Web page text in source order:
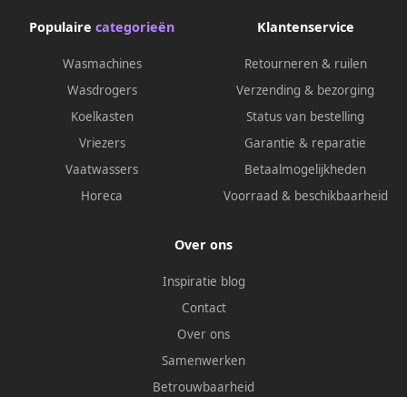
Populaire categorieën
Wasmachines
Wasdrogers
Koelkasten
Vriezers
Vaatwassers
Horeca
Klantenservice
Retourneren & ruilen
Verzending & bezorging
Status van bestelling
Garantie & reparatie
Betaalmogelijkheden
Voorraad & beschikbaarheid
Over ons
Inspiratie blog
Contact
Over ons
Samenwerken
Betrouwbaarheid